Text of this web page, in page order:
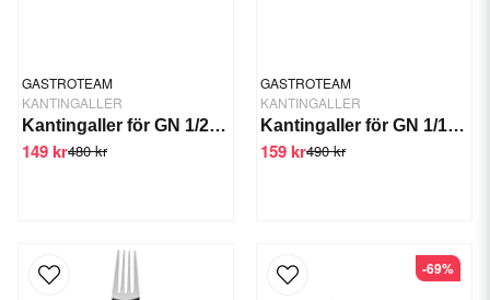
GASTROTEAM
KANTINGALLER
Kantingaller för GN 1/2-150 mm (GTSWT-D100405)
480 kr
149 kr
GASTROTEAM
KANTINGALLER
Kantingaller för GN 1/1-150 mm
490 kr
159 kr
-69%